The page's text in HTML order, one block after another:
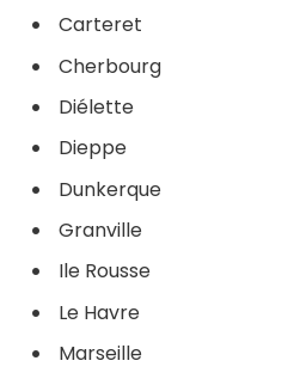
Carteret
Cherbourg
Diélette
Dieppe
Dunkerque
Granville
Ile Rousse
Le Havre
Marseille